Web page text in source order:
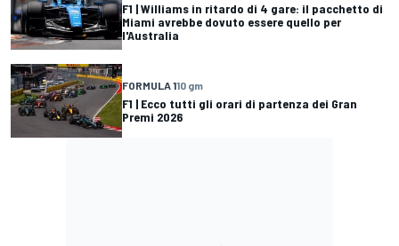
F1 | Williams in ritardo di 4 gare: il pacchetto di
Miami avrebbe dovuto essere quello per
l'Australia
FORMULA 110 gm
F1 | Ecco tutti gli orari di partenza dei Gran
Premi 2026